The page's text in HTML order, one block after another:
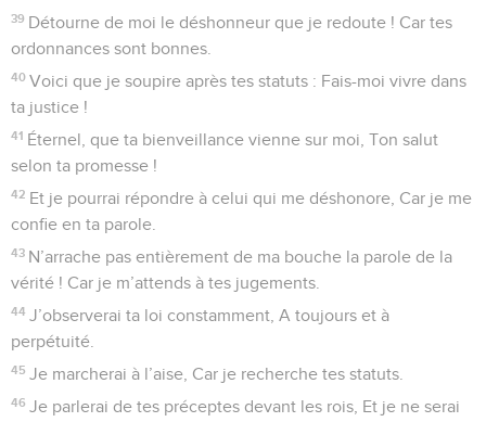
39 Détourne de moi le déshonneur que je redoute ! Car tes
ordonnances sont bonnes.
40 Voici que je soupire après tes statuts : Fais-moi vivre dans
ta justice !
41 Éternel, que ta bienveillance vienne sur moi, Ton salut
selon ta promesse !
42 Et je pourrai répondre à celui qui me déshonore, Car je me
confie en ta parole.
43 N’arrache pas entièrement de ma bouche la parole de la
vérité ! Car je m’attends à tes jugements.
44 J’observerai ta loi constamment, A toujours et à
perpétuité.
45 Je marcherai à l’aise, Car je recherche tes statuts.
46 Je parlerai de tes préceptes devant les rois, Et je ne serai